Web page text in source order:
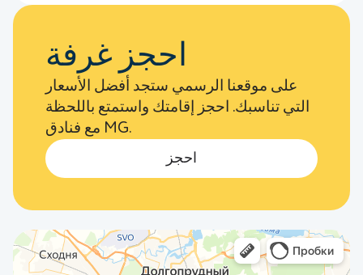
احجز غرفة
على موقعنا الرسمي ستجد أفضل الأسعار
التي تناسبك. احجز إقامتك واستمتع باللحظة
مع فنادق MG.
احجز